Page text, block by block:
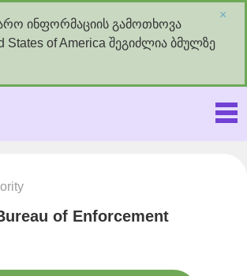
ინფორმაციის გამოთხოვა
States of America შეგიძლია ბმულზე
×
of Enforcement